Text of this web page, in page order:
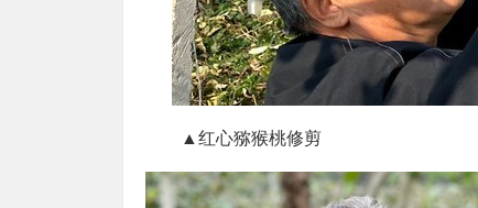
▲红心猕猴桃修剪